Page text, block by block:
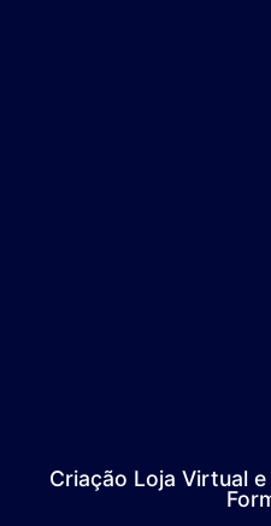
Criação Loja Virtual